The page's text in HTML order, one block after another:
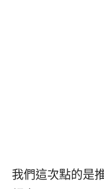
我們這次點的是